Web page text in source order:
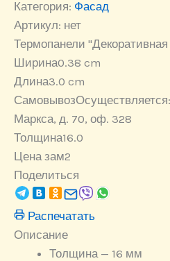
штукатурка"
Категория: Фасад
Артикул: нет
Термопанели "Декоративная
Ширина0.38 cm
Длина3.0 cm
Самовывоз
Маркса, д. 70, оф. 328
Толщина16.0
Цена зам2
Поделиться
Распечатать
Описание
Толщина — 16 мм